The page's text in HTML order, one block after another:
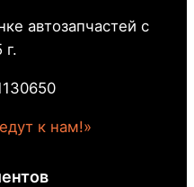
автозапчастей с
г.
к нам!»